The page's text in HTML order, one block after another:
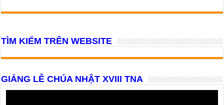
TÌM KIẾM TRÊN WEBSITE
GIẢNG LỄ CHÚA NHẬT XVIII TNA